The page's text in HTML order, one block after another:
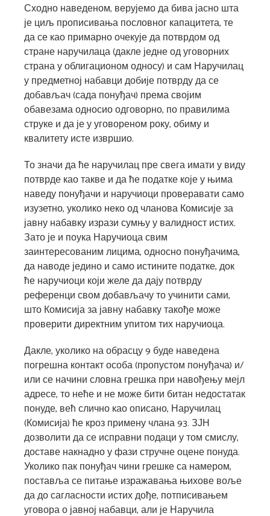
Сходно наведеном, верујемо да бива јасно шта
је циљ прописивања пословног капацитета, те
да се као примарно очекује да потврдом од
стране наручилаца (дакле једне од уговорних
страна у облигационом односу) и сам Наручилац
у предметној набавци добије потврду да се
добављач (сада понуђач) према својим
обавезама односио одговорно, по правилима
струке и да је у уговореном року, обиму и
квалитету исте извршио.
То значи да ће наручилац пре свега имати у виду
потврде као такве и да ће податке које у њима
наведу понуђачи и наручиоци проверавати само
изузетно, уколико неко од чланова Комисије за
јавну набавку изрази сумњу у валидност истих.
Зато је и поука Наручиоца свим
заинтересованим лицима, односно понуђачима,
да наводе једино и само истините податке, док
ће наручиоци који желе да дају потврду
референци свом добављачу то учинити сами,
што Комисија за јавну набавку такође може
проверити директним упитом тих наручиоца.
Дакле, уколико на обрасцу 9 буде наведена
погрешна контакт особа (пропустом понуђача) и/
или се начини словна грешка при навођењу мејл
адресе, то неће и не може бити битан недостатак
понуде, већ слично као описано, Наручилац
(Комисија) ће кроз примену члана 93. ЗЈН
дозволити да се исправни подаци у том смислу,
доставе накнадно у фази стручне оцене понуда.
Уколико пак понуђач чини грешке са намером,
поставља се питање изражавања њихове воље
да до сагласности истих дође, потписивањем
уговора о јавној набавци, али је Наручила